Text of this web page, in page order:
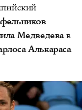
Медведевав
Алькараса